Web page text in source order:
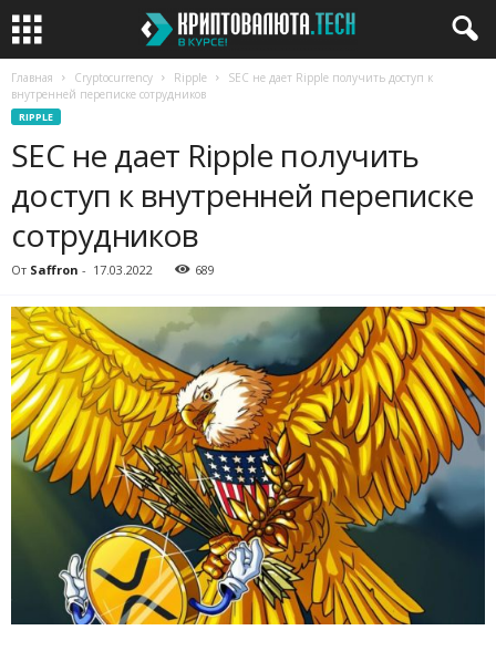
Главная Cryptocurrency Ripple
SEC не дает Ripple получить доступ к
внутренней переписке сотрудников
RIPPLE
SEC не дает Ripple получить
доступ к внутренней переписке
сотрудников
От Saffron - 17.03.2022 689